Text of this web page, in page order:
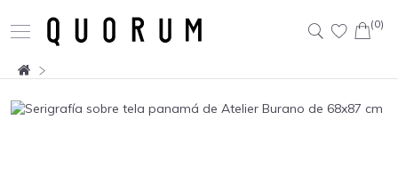
Buscar:
(0)